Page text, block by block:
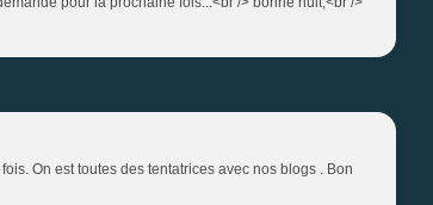
On est toutes des tentatrices avec nos blogs . Bon